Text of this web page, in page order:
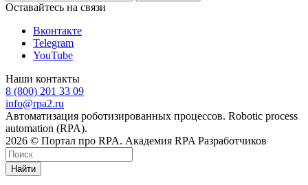
Оставайтесь на связи
Вконтакте
Telegram
YouTube
Наши контакты
8 (800) 201 33 09
info@rpa2.ru
Автоматизация роботизированных процессов. Robotic process
automation (RPA).
2026 © Портал про RPA. Академия RPA Разработчиков
Найти